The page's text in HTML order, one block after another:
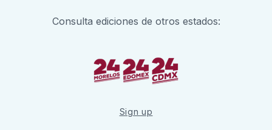
Consulta ediciones de otros estados:
Sign up